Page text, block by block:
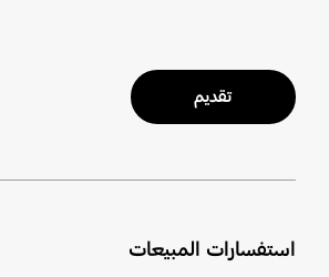
تقديم
استفسارات المبيعات